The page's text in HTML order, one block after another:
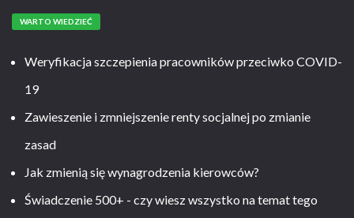
WARTO WIEDZIEĆ
Weryfikacja szczepienia pracowników przeciwko COVID-
19
Zawieszenie i zmniejszenie renty socjalnej po zmianie
zasad
Jak zmienią się wynagrodzenia kierowców?
Świadczenie 500+ - czy wiesz wszystko na temat tego